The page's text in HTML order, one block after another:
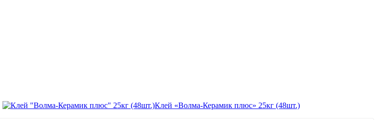
Клей «Волма-Керамик плюс» 25кг (48шт.)